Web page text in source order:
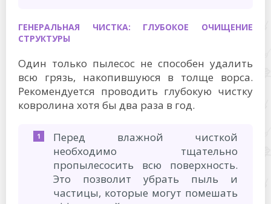
ГЕНЕРАЛЬНАЯ ЧИСТКА: ГЛУБОКОЕ ОЧИЩЕНИЕ
СТРУКТУРЫ
Один только пылесос не способен удалить
всю грязь, накопившуюся в толще ворса.
Рекомендуется проводить глубокую чистку
ковролина хотя бы два раза в год.
Перед влажной чисткой
необходимо тщательно
пропылесосить всю поверхность.
Это позволит убрать пыль и
частицы, которые могут помешать